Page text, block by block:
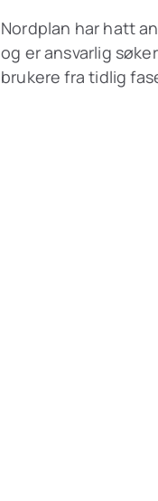
Nordplan har hatt
og er ansvarlig
brukere fra tidlig